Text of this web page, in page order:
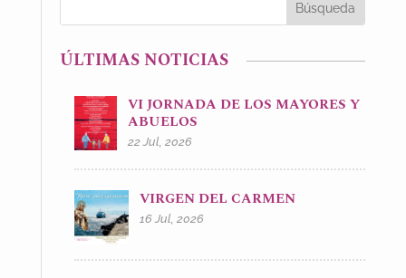
ÚLTIMAS NOTICIAS
VI JORNADA DE LOS MAYORES Y
ABUELOS
22 Jul, 2026
VIRGEN DEL CARMEN
16 Jul, 2026